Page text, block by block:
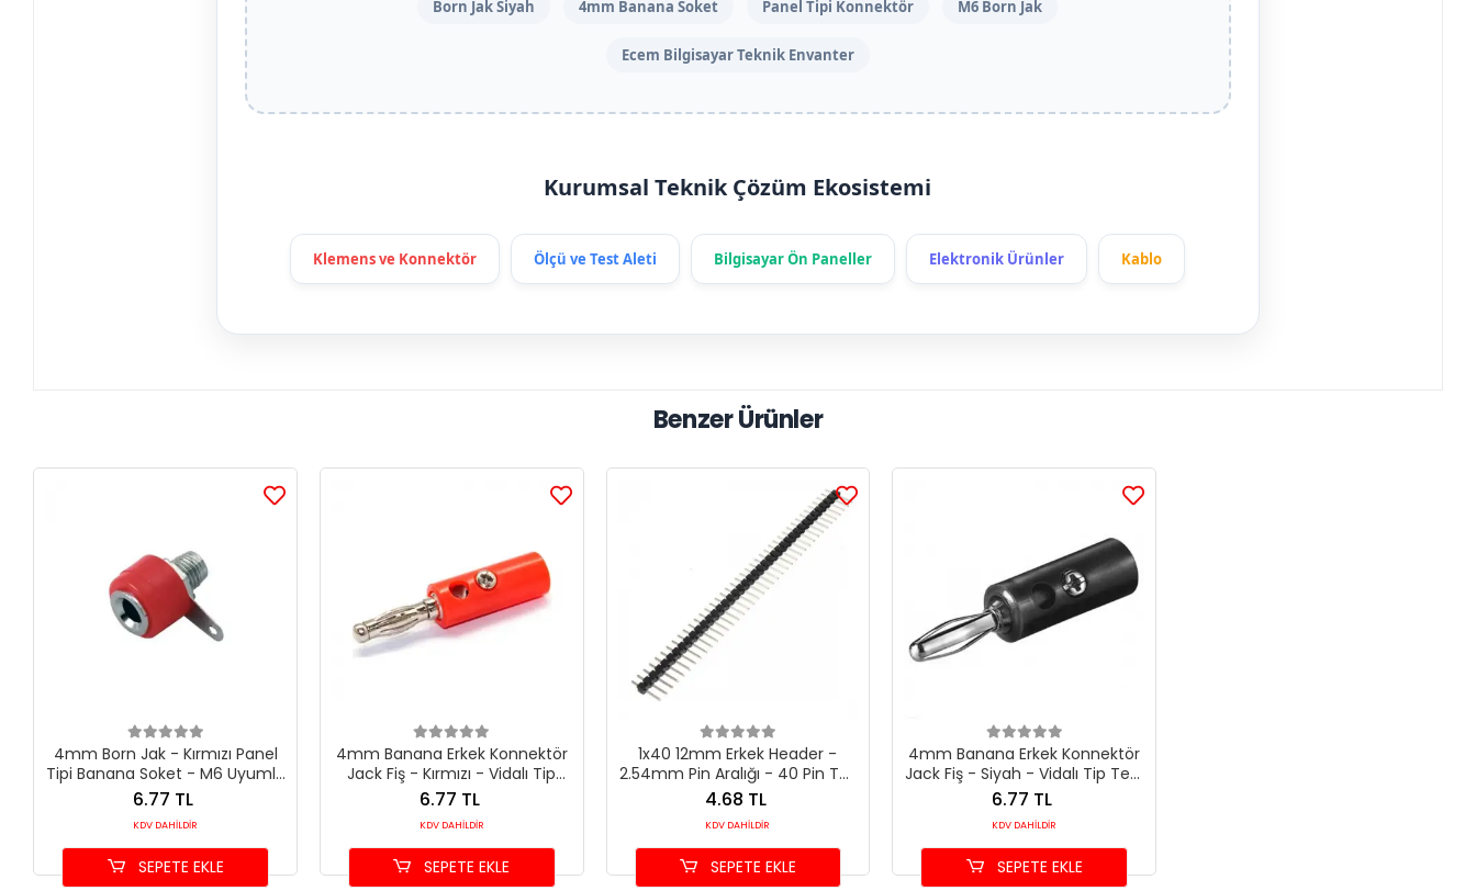
Born Jak Siyah 4mm Banana Soket Panel Tipi Konnektör M6 Born Jak
Ecem Bilgisayar Teknik Envanter
Kurumsal Teknik Çözüm Ekosistemi
Klemens ve Konnektör Ölçü ve Test Aleti Bilgisayar Ön Paneller Elektronik Ürünler Kablo
Benzer Ürünler
4mm Born Jak - Kırmızı Panel
Tipi Banana Soket - M6 Uyumlu
Konnektör
6.77 TL
KDV DAHİLDİR
SEPETE EKLE
4mm Banana Erkek Konnektör
Jack Fiş - Kırmızı - Vidalı Tip
Test Konnektörü
6.77 TL
KDV DAHİLDİR
SEPETE EKLE
1x40 12mm Erkek Header -
2.54mm Pin Aralığı - 40 Pin Tek
Sıra Konnektör
4.68 TL
KDV DAHİLDİR
SEPETE EKLE
4mm Banana Erkek Konnektör
Jack Fiş - Siyah - Vidalı Tip Test
Konnektörü
6.77 TL
KDV DAHİLDİR
SEPETE EKLE